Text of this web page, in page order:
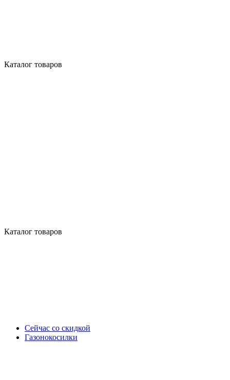
Каталог товаров
Каталог товаров
Сейчас со скидкой
Газонокосилки